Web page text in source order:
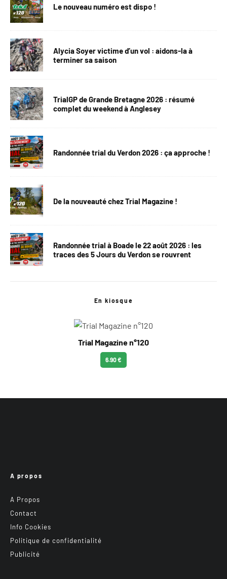
Le nouveau numéro est dispo !
Alycia Soyer victime d’un vol : aidons-la à
terminer sa saison
TrialGP de Grande Bretagne 2026 : résumé
complet du weekend à Anglesey
Randonnée trial du Verdon 2026 : ça approche !
De la nouveauté chez Trial Magazine !
Randonnée trial à Boade le 22 août 2026 : les
traces des 5 Jours du Verdon se rouvrent
En kiosque
Trial Magazine n°120
6.90 €
A propos
A Propos
Contact
Info Cookies
Politique de confidentialité
Publicité